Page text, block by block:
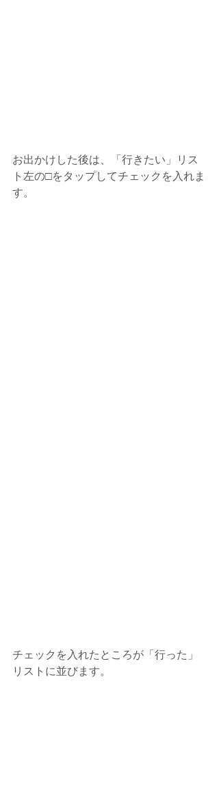
お出かけした後は、「行きたい」リス
ト左の□をタップしてチェックを入れま
す。
チェックを入れたところが「行った」
リストに並びます。